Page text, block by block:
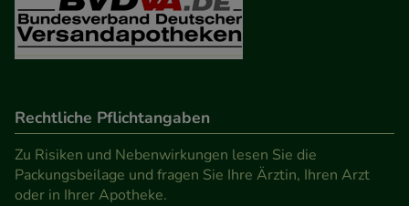
unsere Website weiter für Sie optimieren können,
den Inhalt auf unserer Website aber auch die
Werbung auf Drittseiten möglichst relevant für Sie
teilweise an Dritte wie z.B. Google oder soziale
Medien übertragen werden.
Rechtliche Pflichtangaben
Zu Risiken und Nebenwirkungen lesen Sie die
Packungsbeilage und fragen Sie Ihre Ärztin, Ihren Arzt
oder in Ihrer Apotheke.